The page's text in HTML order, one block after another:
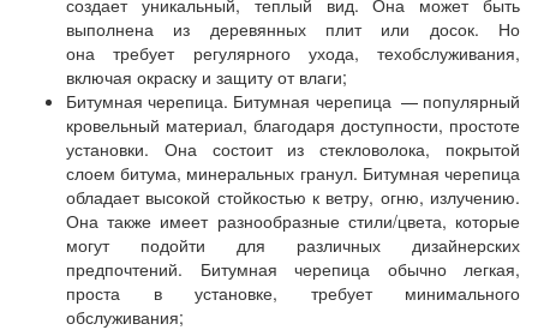
создает уникальный, теплый вид. Она может быть
выполнена из деревянных плит или досок. Но
она требует регулярного ухода, техобслуживания,
включая окраску и защиту от влаги;
Битумная черепица. Битумная черепица — популярный
кровельный материал, благодаря доступности, простоте
установки. Она состоит из стекловолока, покрытой
слоем битума, минеральных гранул. Битумная черепица
обладает высокой стойкостью к ветру, огню, излучению.
Она также имеет разнообразные стили/цвета, которые
могут подойти для различных дизайнерских
предпочтений. Битумная черепица обычно легкая,
проста в установке, требует минимального
обслуживания;